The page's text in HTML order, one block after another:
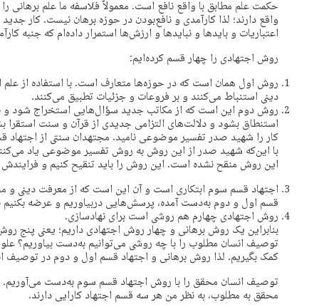
حکمت علم مطابق با واقع نافع است. معمولاً فلاسفه ما علم برهانی
واقع دارند؛ لذا کارآمدی و نافع‌بودن در حوزه برهان نیست. کار
اعتباریات و بایدها و نبایدها و ارزش‌ها استمرار داده‌ام که جنبه
روش اجتهادی را چهار قسم کرده‌ایم:
روش اول همان است که در حوزه‌ها متعارف است. با استفاده از
دینی استنباط می‌کنند و بر فروعات و جزئیات تطبیق می‌کنند.
روش دوم این است که از مکاتب جدید سؤال‌هایی استخراج شود
استنطاق بشود و دلالت‌های التزامی جدیدی از قرآن و سنت استقرا
کار را شهید صدر تفسیر موضوعی نامید. مجتهدان سنتی از اجتهاد
با این‌که شهید صدر از این روش به روش تفسیر موضوعی یاد
این روش منقح نشده است. این روش را باید تنقیح کنیم و
اجتهاد قسم سوم ابتکاری است و آن این است که از معرفت دینی و
قسم اول و دوم به‌دست آمده، پرسش‌هایی دربیاوریم و عرضه
روش اجتهادی چهارم هم روشی است برای نهادسازی.
بنابراین یک روش برهانی و چهار روش اجتهادی داریم؛ یعنی پنج
توصیف انسان مطلوب را با چه روشی می‌توانیم به‌دست بیاوریم؟
کمک بگیریم. لذا روش برهانی و اجتهاد قسم اول و دوم در توصیف
توصیف انسان محقق را با روش اجتهاد قسم سوم به‌دست می‌آوریم.
محقق به مطلوب، به نظر من هر سه قسم اجتهاد کارایی دارند.